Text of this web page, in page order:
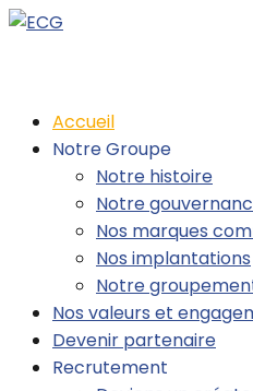
Accueil
Notre Groupe
Notre histoire
Notre
Nos marques
Nos implantations
Notre
Nos valeurs et
Devenir partenaire
Recrutement